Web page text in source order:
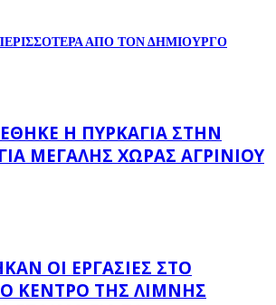
ΑΠΟ ΤΟΝ ΔΗΜΙΟΥΡΓΟ
Η ΠΥΡΚΑΓΙΆ ΣΤΗΝ
ΜΕΓΆΛΗΣ ΧΏΡΑΣ ΑΓΡΙΝΊΟΥ
ΟΙ ΕΡΓΑΣΊΕΣ ΣΤΟ
ΚΈΝΤΡΟ ΤΗΣ ΛΊΜΝΗΣ